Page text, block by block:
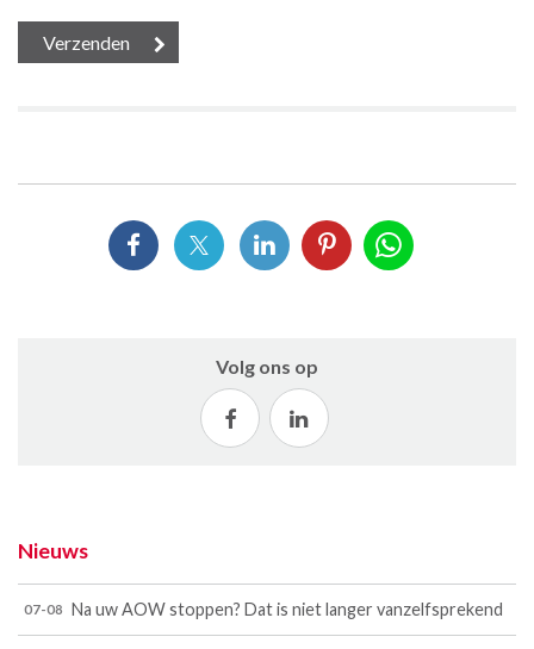
Volg ons op
Nieuws
07-08 Na uw AOW stoppen? Dat is niet langer vanzelfsprekend